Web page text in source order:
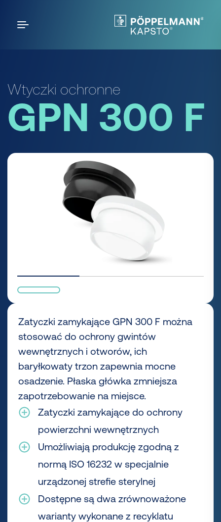
Wtyczki ochronne
GPN 300 F
Zatyczki zamykające GPN 300 F można
stosować do ochrony gwintów
wewnętrznych i otworów, ich
baryłkowaty trzon zapewnia mocne
osadzenie. Płaska główka zmniejsza
zapotrzebowanie na miejsce.
Zatyczki zamykające do ochrony
powierzchni wewnętrznych
Umożliwiają produkcję zgodną z
normą ISO 16232 w specjalnie
urządzonej strefie sterylnej
Dostępne są dwa zrównoważone
warianty wykonane z recyklatu